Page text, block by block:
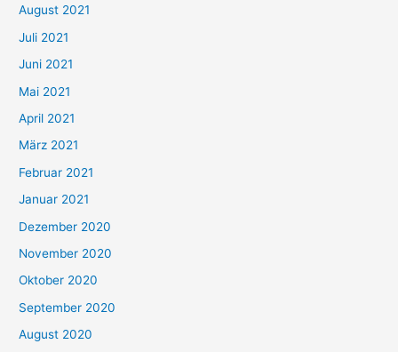
n
a
c
h
:
August 2021
Juli 2021
Juni 2021
Mai 2021
April 2021
März 2021
Februar 2021
Januar 2021
Dezember 2020
November 2020
Oktober 2020
September 2020
August 2020